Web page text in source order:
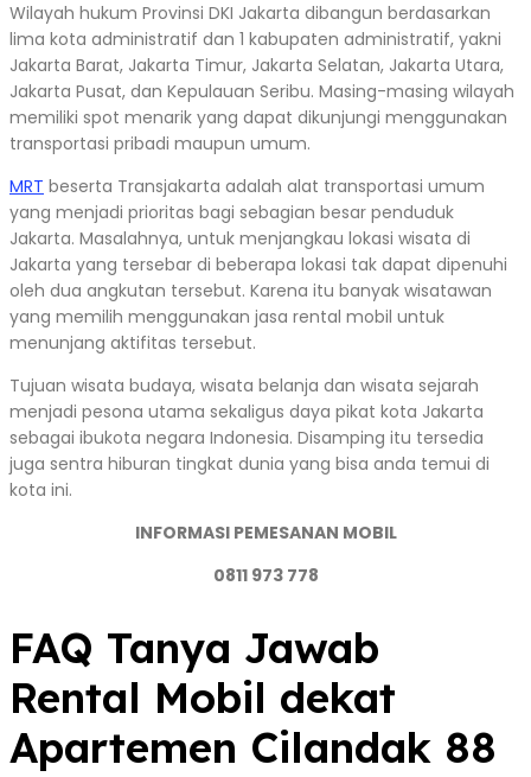
Wilayah hukum Provinsi DKI Jakarta dibangun berdasarkan
lima kota administratif dan 1 kabupaten administratif, yakni
Jakarta Barat, Jakarta Timur, Jakarta Selatan, Jakarta Utara,
Jakarta Pusat, dan Kepulauan Seribu. Masing-masing wilayah
memiliki spot menarik yang dapat dikunjungi menggunakan
transportasi pribadi maupun umum.
MRT beserta Transjakarta adalah alat transportasi umum
yang menjadi prioritas bagi sebagian besar penduduk
Jakarta. Masalahnya, untuk menjangkau lokasi wisata di
Jakarta yang tersebar di beberapa lokasi tak dapat dipenuhi
oleh dua angkutan tersebut. Karena itu banyak wisatawan
yang memilih menggunakan jasa rental mobil untuk
menunjang aktifitas tersebut.
Tujuan wisata budaya, wisata belanja dan wisata sejarah
menjadi pesona utama sekaligus daya pikat kota Jakarta
sebagai ibukota negara Indonesia. Disamping itu tersedia
juga sentra hiburan tingkat dunia yang bisa anda temui di
kota ini.
INFORMASI PEMESANAN MOBIL
0811 973 778
FAQ Tanya Jawab
Rental Mobil dekat
Apartemen Cilandak 88